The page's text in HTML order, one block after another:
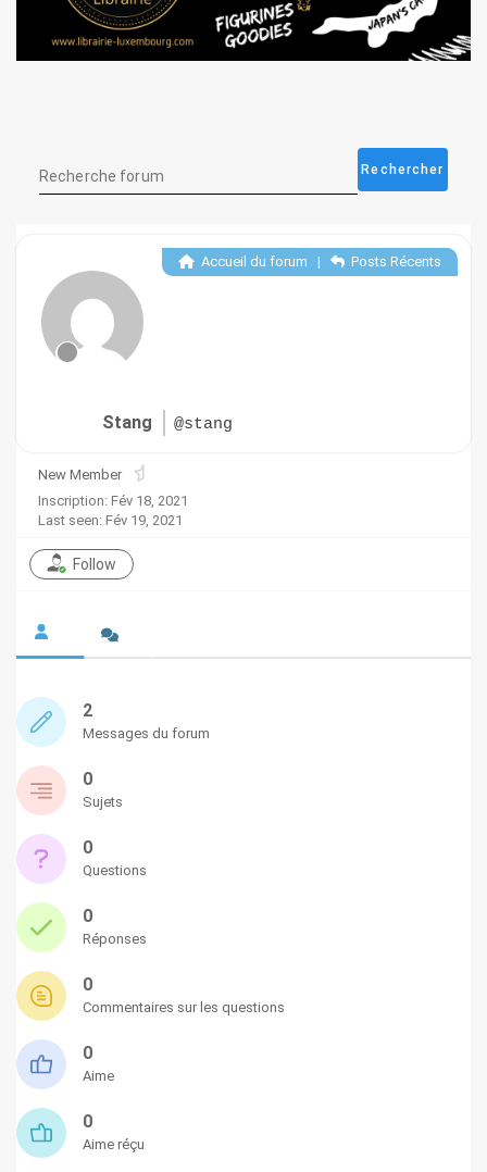
Stang @stang
Accueil du forum | Posts Récents
New Member
Inscription: Fév 18, 2021
Last seen: Fév 19, 2021
Follow
2
Messages du forum
0
Sujets
0
Questions
0
Réponses
0
Commentaires sur les questions
0
Aime
0
Aime réçu